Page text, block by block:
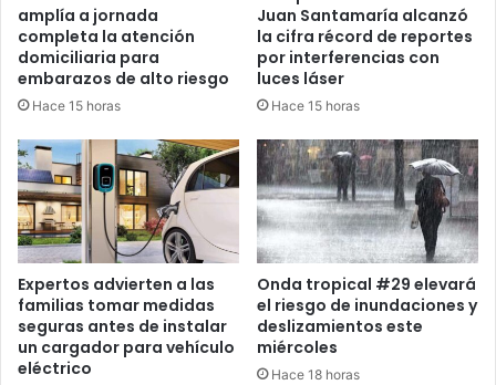
amplía a jornada
completa la atención
domiciliaria para
embarazos de alto riesgo
Hace 15 horas
Juan Santamaría alcanzó
la cifra récord de reportes
por interferencias con
luces láser
Hace 15 horas
Expertos advierten a las
familias tomar medidas
seguras antes de instalar
un cargador para vehículo
eléctrico
Onda tropical #29 elevará
el riesgo de inundaciones y
deslizamientos este
miércoles
Hace 18 horas